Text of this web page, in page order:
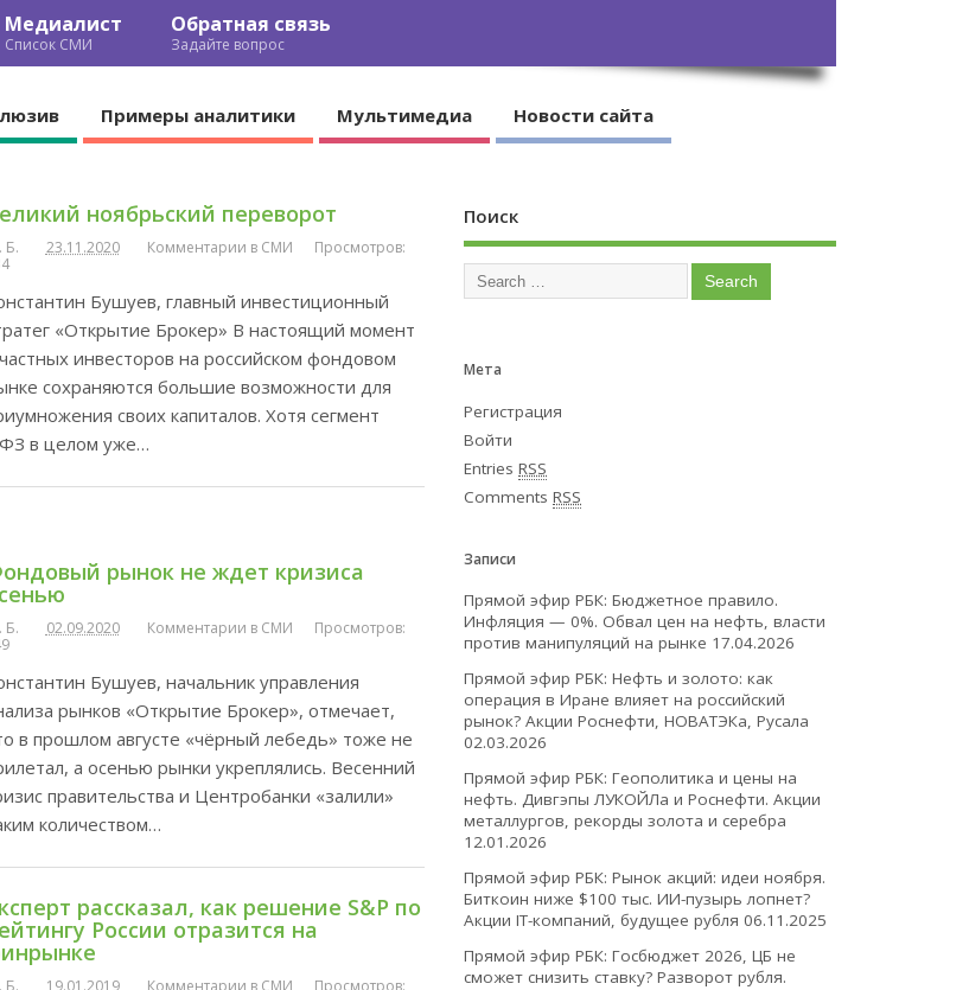
Медиалист
Список СМИ
Обратная связь
Задайте вопрос
Примеры аналитики Мультимедиа Новости сайта
ноябрьский переворот
Б. 23.11.2020 Комментарии в СМИ
Просмотров:
Бушуев, главный инвестиционный
«Открытие Брокер» В настоящий момент
инвесторов на российском фондовом
сохраняются большие возможности для
своих капиталов. Хотя сегмент
в целом уже…
рынок не ждет кризиса
Б. 02.09.2020 Комментарии в СМИ
Просмотров:
Бушуев, начальник управления
рынков «Открытие Брокер», отмечает,
в прошлом августе «чёрный лебедь» тоже не
а осенью рынки укреплялись. Весенний
правительства и Центробанки «залили»
количеством…
рассказал, как решение S&P по
России отразится на
Б. 19.01.2019 Комментарии в СМИ
Просмотров:
Поиск
Мета
Регистрация
Войти
EntriesRSS
CommentsRSS
Записи
Прямой эфир РБК: Бюджетное правило.
Инфляция — 0%. Обвал цен на нефть, власти
против манипуляций на рынке 17.04.2026
Прямой эфир РБК: Нефть и золото: как
операция в Иране влияет на российский
рынок? Акции Роснефти, НОВАТЭКа, Русала
02.03.2026
Прямой эфир РБК: Геополитика и цены на
нефть. Дивгэпы ЛУКОЙЛа и Роснефти. Акции
металлургов, рекорды золота и серебра
12.01.2026
Прямой эфир РБК: Рынок акций: идеи ноября.
Биткоин ниже $100 тыс. ИИ-пузырь лопнет?
Акции IT-компаний, будущее рубля 06.11.2025
Прямой эфир РБК: Госбюджет 2026, ЦБ не
сможет снизить ставку? Разворот рубля.